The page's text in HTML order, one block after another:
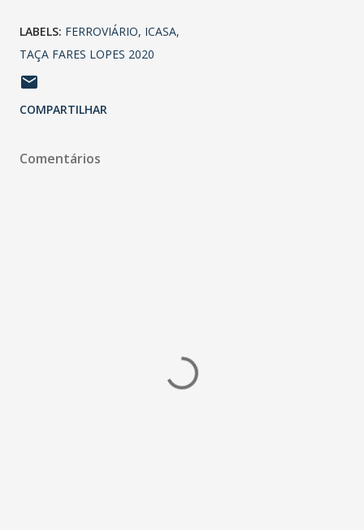
LABELS: FERROVIÁRIO ICASA
TAÇA FARES LOPES 2020
COMPARTILHAR
Comentários